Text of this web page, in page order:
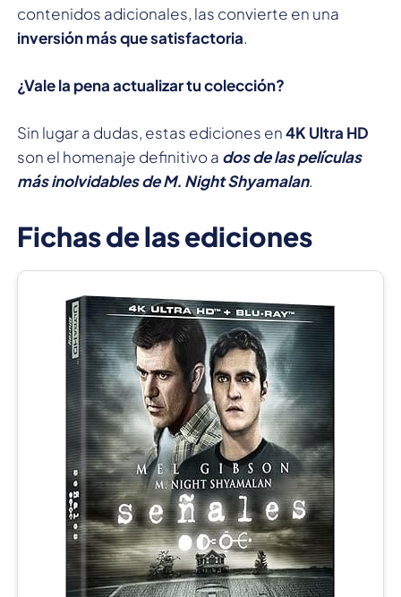
contenidos adicionales, las convierte en una
inversión más que satisfactoria.
¿Vale la pena actualizar tu colección?
Sin lugar a dudas, estas ediciones en4K Ultra HD
son el homenaje definitivo a dos de las películas
más inolvidables de M. Night Shyamalan.
Fichas de las ediciones